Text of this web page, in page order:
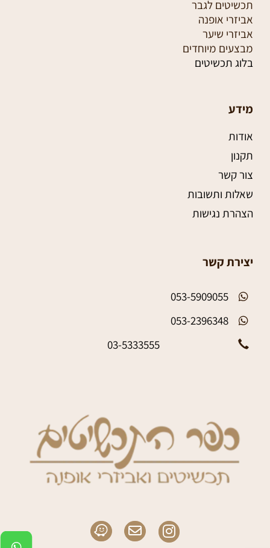
תכשיטים לגבר
אביזרי אופנה
אביזרי שיער
מבצעים מיוחדים
בלוג תכשיטים
מידע
אודות
תקנון
צור קשר
שאלות ותשובות
הצהרת נגישות
יצירת קשר
053-5909055
053-2396348
03-5333555